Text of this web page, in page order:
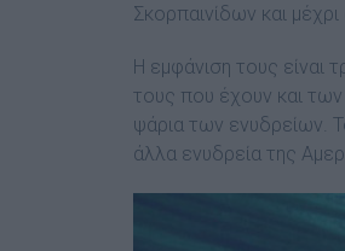
Σκορπαινίδων και
Η εμφάνιση τους είναι
τους που έχουν και
ψάρια των ενυδρείων.
άλλα ενυδρεία της